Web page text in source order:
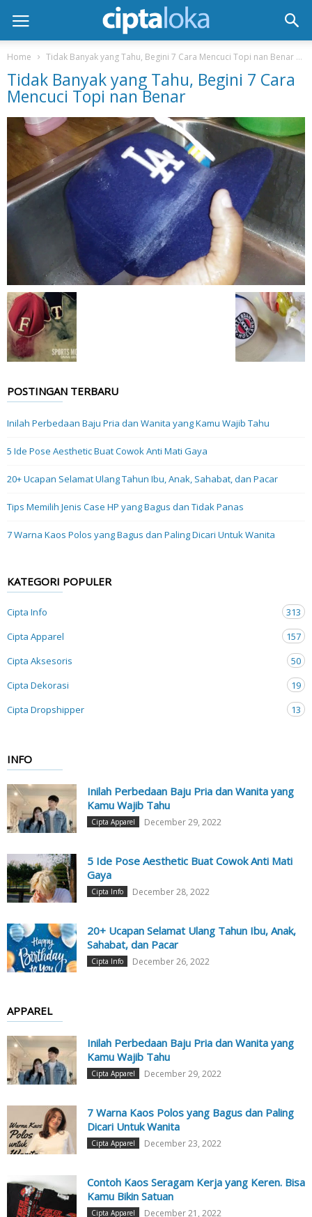
Home Tidak Banyak yang Tahu, Begini 7 Cara Mencuci Topi nan Benar
Tidak Banyak yang Tahu, Begini 7 Cara
Mencuci Topi nan Benar
POSTINGAN TERBARU
Inilah Perbedaan Baju Pria dan Wanita yang Kamu Wajib Tahu
5 Ide Pose Aesthetic Buat Cowok Anti Mati Gaya
20+ Ucapan Selamat Ulang Tahun Ibu, Anak, Sahabat, dan Pacar
Tips Memilih Jenis Case HP yang Bagus dan Tidak Panas
7 Warna Kaos Polos yang Bagus dan Paling Dicari Untuk Wanita
KATEGORI POPULER
Cipta Info
313
Cipta Apparel
157
Cipta Aksesoris
50
Cipta Dekorasi
19
Cipta Dropshipper
13
INFO
Inilah Perbedaan Baju Pria dan Wanita yang
Kamu Wajib Tahu
Cipta Apparel December 29, 2022
5 Ide Pose Aesthetic Buat Cowok Anti Mati
Gaya
Cipta Info December 28, 2022
20+ Ucapan Selamat Ulang Tahun Ibu, Anak,
Sahabat, dan Pacar
Cipta Info December 26, 2022
APPAREL
Inilah Perbedaan Baju Pria dan Wanita yang
Kamu Wajib Tahu
Cipta Apparel December 29, 2022
7 Warna Kaos Polos yang Bagus dan Paling
Dicari Untuk Wanita
Cipta Apparel December 23, 2022
Contoh Kaos Seragam Kerja yang Keren. Bisa
Kamu Bikin Satuan
Cipta Apparel December 21, 2022